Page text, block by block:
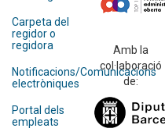
Carpeta del
regidor o
regidora
Notificacions/Comunicacions
electròniques
Portal dels
empleats
Amb la
col·laboració
de: